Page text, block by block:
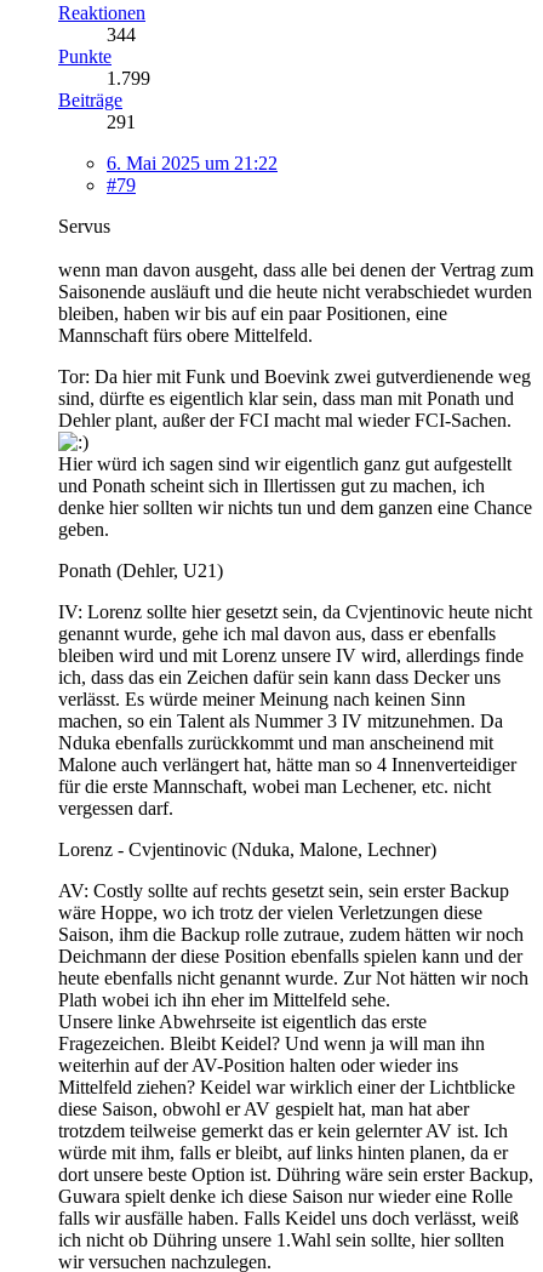
Reaktionen
344
Punkte
1.799
Beiträge
291
6. Mai 2025 um 21:22
#79
Servus
wenn man davon ausgeht, dass alle bei denen der Vertrag zum
Saisonende ausläuft und die heute nicht verabschiedet wurden
bleiben, haben wir bis auf ein paar Positionen, eine
Mannschaft fürs obere Mittelfeld.
Tor: Da hier mit Funk und Boevink zwei gutverdienende weg
sind, dürfte es eigentlich klar sein, dass man mit Ponath und
Dehler plant, außer der FCI macht mal wieder FCI-Sachen.
Hier würd ich sagen sind wir eigentlich ganz gut aufgestellt
und Ponath scheint sich in Illertissen gut zu machen, ich
denke hier sollten wir nichts tun und dem ganzen eine Chance
geben.
Ponath (Dehler, U21)
IV: Lorenz sollte hier gesetzt sein, da Cvjentinovic heute nicht
genannt wurde, gehe ich mal davon aus, dass er ebenfalls
bleiben wird und mit Lorenz unsere IV wird, allerdings finde
ich, dass das ein Zeichen dafür sein kann dass Decker uns
verlässt. Es würde meiner Meinung nach keinen Sinn
machen, so ein Talent als Nummer 3 IV mitzunehmen. Da
Nduka ebenfalls zurückkommt und man anscheinend mit
Malone auch verlängert hat, hätte man so 4 Innenverteidiger
für die erste Mannschaft, wobei man Lechener, etc. nicht
vergessen darf.
Lorenz - Cvjentinovic (Nduka, Malone, Lechner)
AV: Costly sollte auf rechts gesetzt sein, sein erster Backup
wäre Hoppe, wo ich trotz der vielen Verletzungen diese
Saison, ihm die Backup rolle zutraue, zudem hätten wir noch
Deichmann der diese Position ebenfalls spielen kann und der
heute ebenfalls nicht genannt wurde. Zur Not hätten wir noch
Plath wobei ich ihn eher im Mittelfeld sehe.
Unsere linke Abwehrseite ist eigentlich das erste
Fragezeichen. Bleibt Keidel? Und wenn ja will man ihn
weiterhin auf der AV-Position halten oder wieder ins
Mittelfeld ziehen? Keidel war wirklich einer der Lichtblicke
diese Saison, obwohl er AV gespielt hat, man hat aber
trotzdem teilweise gemerkt das er kein gelernter AV ist. Ich
würde mit ihm, falls er bleibt, auf links hinten planen, da er
dort unsere beste Option ist. Dühring wäre sein erster Backup,
Guwara spielt denke ich diese Saison nur wieder eine Rolle
falls wir ausfälle haben. Falls Keidel uns doch verlässt, weiß
ich nicht ob Dühring unsere 1.Wahl sein sollte, hier sollten
wir versuchen nachzulegen.